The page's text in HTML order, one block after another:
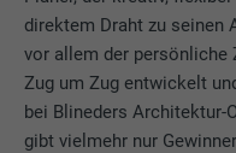
direktem Draht zu seinen
vor allem der persönliche
Zug um Zug entwickelt
bei Blineders Architektur-
gibt vielmehr nur